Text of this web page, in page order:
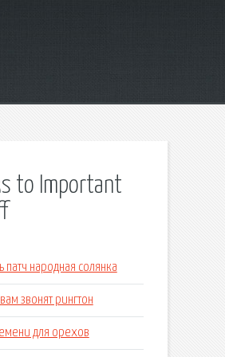
to Important
патч народная солянка
звонят рингтон
для орехов